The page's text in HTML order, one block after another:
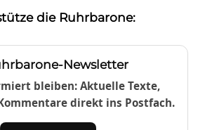
die Ruhrbarone:
Newsletter
bleiben: Aktuelle Texte,
direkt ins Postfach.